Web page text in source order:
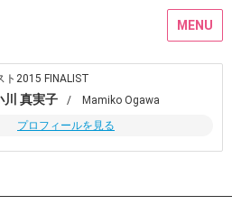
MENU
ト2015 FINALIST
川 真実子
/ Mamiko Ogawa
プロフィールを見る